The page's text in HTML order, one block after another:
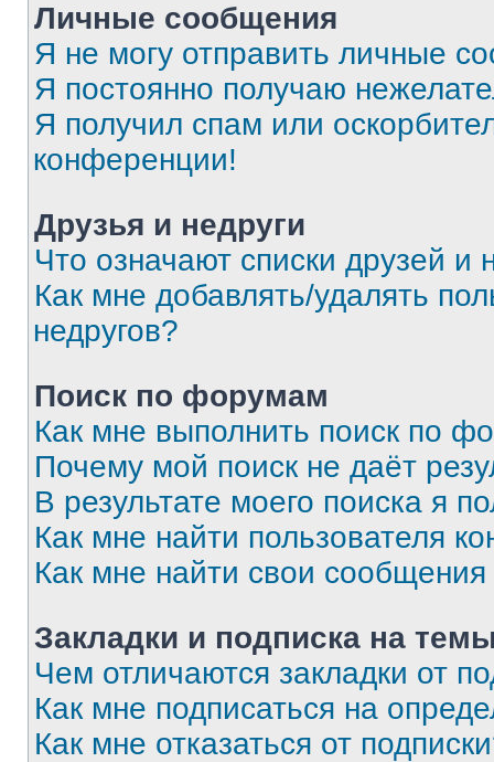
Личные сообщения
Я не могу отправить личные
Я постоянно получаю
Я получил спам или
конференции!
Друзья и недруги
Что означают списки друзей и
Как мне добавлять/удалять
недругов?
Поиск по форумам
Как мне выполнить поиск по
Почему мой поиск не даёт
В результате моего поиска я
Как мне найти пользователя
Как мне найти свои
Закладки и подписка на
Чем отличаются закладки от
Как мне подписаться на
Как мне отказаться от